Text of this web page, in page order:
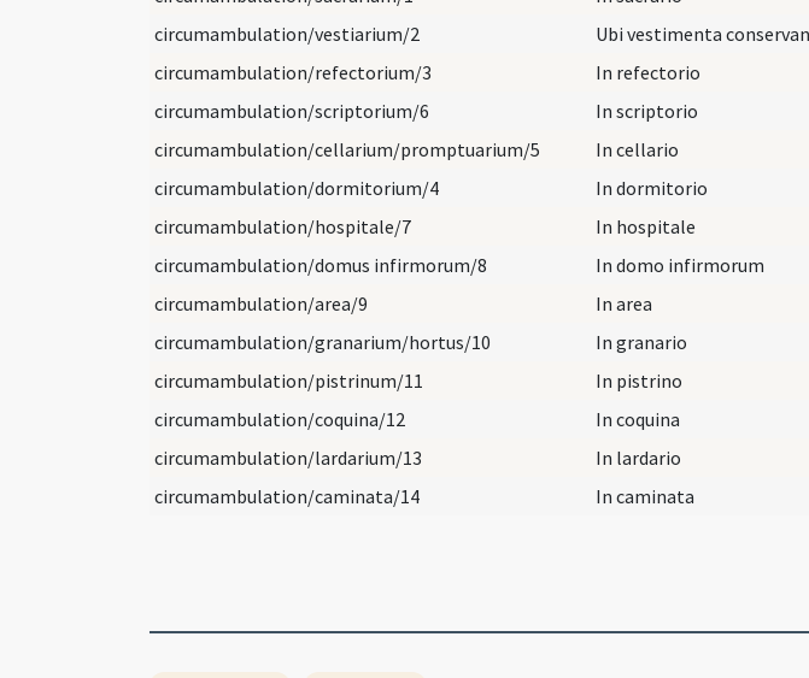
circumambulation/vestiarium/2
Ubi vestimenta
circumambulation/refectorium/3
In refectorio
circumambulation/scriptorium/6
In scriptorio
circumambulation/cellarium/promptuarium/5
In cellario
circumambulation/dormitorium/4
In dormitorio
circumambulation/hospitale/7
In hospitale
circumambulation/domus infirmorum/8
In domo infirmorum
circumambulation/area/9
In area
circumambulation/granarium/hortus/10
In granario
circumambulation/pistrinum/11
In pistrino
circumambulation/coquina/12
In coquina
circumambulation/lardarium/13
In lardario
circumambulation/caminata/14
In caminata